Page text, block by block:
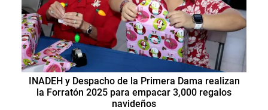
INADEH y Despacho de la Primera Dama realizan
la Forratón 2025 para empacar 3,000 regalos
navideños